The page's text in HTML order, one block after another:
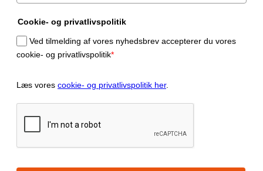
Cookie- og privatlivspolitik
Ved tilmelding af vores nyhedsbrev accepterer du vores
cookie- og privatlivspolitik*
Læs vores cookie- og privatlivspolitik her.